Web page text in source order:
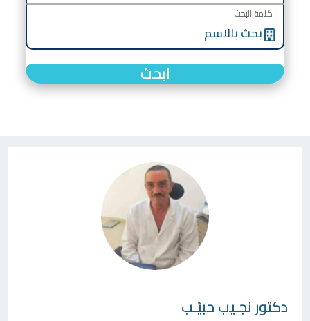
كلمة البحث
ابحث
دكتور نجـيب حبيّـب